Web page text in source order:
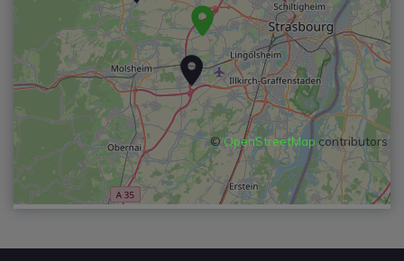
©OpenStreetMapcontributors